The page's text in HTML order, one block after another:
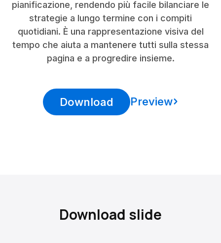
pianificazione, rendendo più facile bilanciare le
strategie a lungo termine con i compiti
quotidiani. È una rappresentazione visiva del
tempo che aiuta a mantenere tutti sulla stessa
pagina e a progredire insieme.
Download Preview
Download slide